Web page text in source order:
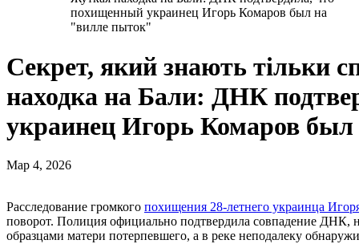
похищенный украинец Игорь Комаров был на
"вилле пыток"
Секрет, який знають тільки
находка на Бали: ДНК
украинец Игорь Комаров
Мар 4, 2026
Расследование громкого похищения 28-летнего украинца
поворот. Полиция официально подтвердила совпадение ДНК,
образцами матери потерпевшего, а в реке неподалеку